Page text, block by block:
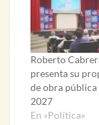
Roberto
presenta su
de obra pública
2027
En «Política»